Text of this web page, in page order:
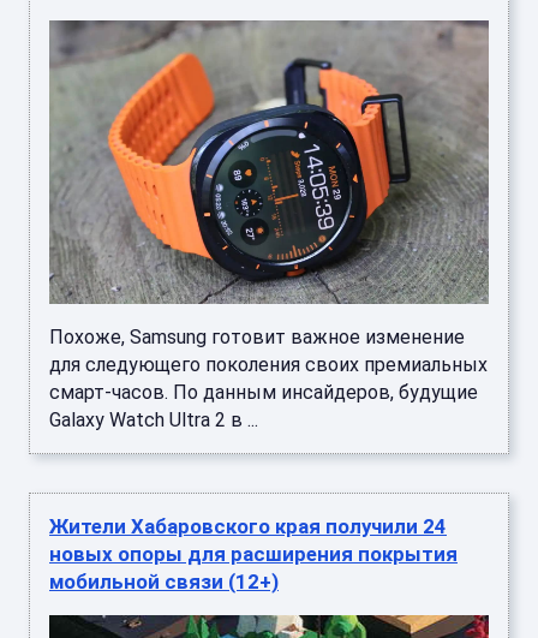
Похоже, Samsung готовит важное изменение
для следующего поколения своих премиальных
смарт-часов. По данным инсайдеров, будущие
Galaxy Watch Ultra 2 в ...
Жители Хабаровского края получили 24
новых опоры для расширения покрытия
мобильной связи (12+)